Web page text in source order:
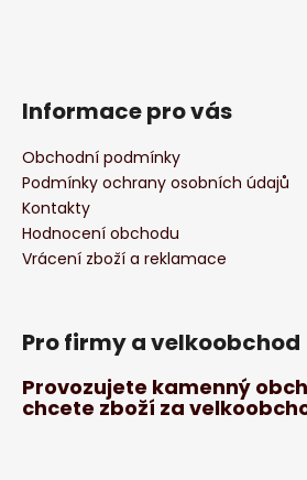
Informace pro vás
Obchodní podmínky
Podmínky ochrany osobních údajů
Kontakty
Hodnocení obchodu
Vrácení zboží a reklamace
Pro firmy a velkoobchod
Provozujete kamenný
chcete zboží za